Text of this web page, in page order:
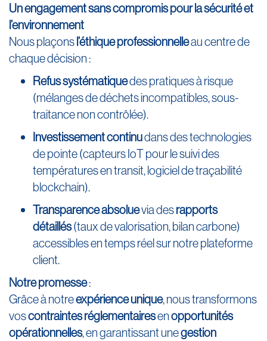
Un engagement sans compromis pour la sécurité et
l’environnement
Nous plaçonsl’éthique professionnelleau centre de
chaque décision :
Refus systématiquedes pratiques à risque
(mélanges de déchets incompatibles, sous-
traitance non contrôlée).
Investissement continudans des technologies
de pointe (capteurs IoT pour le suivi des
températures en transit, logiciel de traçabilité
blockchain).
Transparence absoluevia desrapports
détaillés(taux de valorisation, bilan carbone)
accessibles en temps réel sur notre plateforme
client.
Notre promesse:
Grâce à notreexpérience unique, nous transformons
voscontraintes réglementairesenopportunités
opérationnelles, en garantissant unegestion